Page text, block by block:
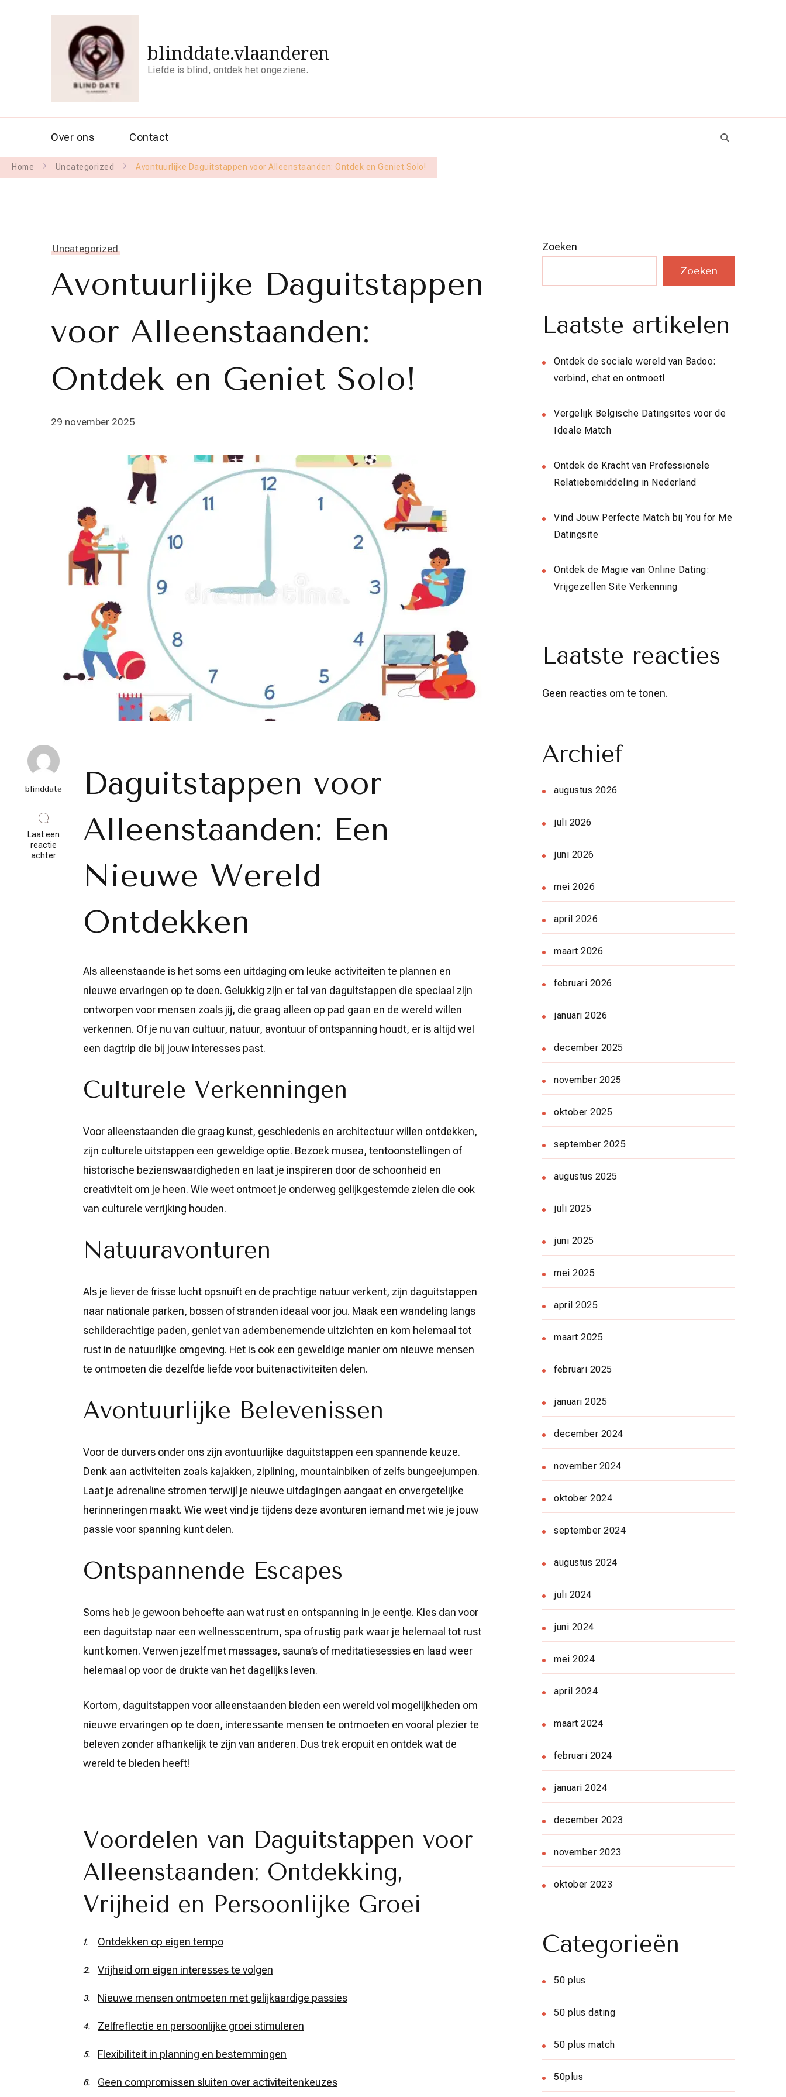
blinddate.vlaanderen
Liefde is blind, ontdek het ongeziene.
Over ons Contact
Home Uncategorized Avontuurlijke Daguitstappen voor Alleenstaanden: Ontdek en Geniet Solo!
Uncategorized
Avontuurlijke Daguitstappen
voor Alleenstaanden:
Ontdek en Geniet Solo!
29 november 2025
blinddate
Laat een
reactie
achterop
Avontuurlijke
Daguitstappen
Daguitstappen voor
Alleenstaanden: Een
Nieuwe Wereld
Ontdekken
Als alleenstaande is het soms een uitdaging om leuke activiteiten te plannen en
nieuwe ervaringen op te doen. Gelukkig zijn er tal van daguitstappen die speciaal zijn
ontworpen voor mensen zoals jij, die graag alleen op pad gaan en de wereld willen
verkennen. Of je nu van cultuur, natuur, avontuur of ontspanning houdt, er is altijd wel
een dagtrip die bij jouw interesses past.
Culturele Verkenningen
Voor alleenstaanden die graag kunst, geschiedenis en architectuur willen ontdekken,
zijn culturele uitstappen een geweldige optie. Bezoek musea, tentoonstellingen of
historische bezienswaardigheden en laat je inspireren door de schoonheid en
creativiteit om je heen. Wie weet ontmoet je onderweg gelijkgestemde zielen die ook
van culturele verrijking houden.
Natuuravonturen
Als je liever de frisse lucht opsnuift en de prachtige natuur verkent, zijn daguitstappen
naar nationale parken, bossen of stranden ideaal voor jou. Maak een wandeling langs
schilderachtige paden, geniet van adembenemende uitzichten en kom helemaal tot
rust in de natuurlijke omgeving. Het is ook een geweldige manier om nieuwe mensen
te ontmoeten die dezelfde liefde voor buitenactiviteiten delen.
Avontuurlijke Belevenissen
Voor de durvers onder ons zijn avontuurlijke daguitstappen een spannende keuze.
Denk aan activiteiten zoals kajakken, ziplining, mountainbiken of zelfs bungeejumpen.
Laat je adrenaline stromen terwijl je nieuwe uitdagingen aangaat en onvergetelijke
herinneringen maakt. Wie weet vind je tijdens deze avonturen iemand met wie je jouw
passie voor spanning kunt delen.
Ontspannende Escapes
Soms heb je gewoon behoefte aan wat rust en ontspanning in je eentje. Kies dan voor
een daguitstap naar een wellnesscentrum, spa of rustig park waar je helemaal tot rust
kunt komen. Verwen jezelf met massages, sauna’s of meditatiesessies en laad weer
helemaal op voor de drukte van het dagelijks leven.
Kortom, daguitstappen voor alleenstaanden bieden een wereld vol mogelijkheden om
nieuwe ervaringen op te doen, interessante mensen te ontmoeten en vooral plezier te
beleven zonder afhankelijk te zijn van anderen. Dus trek eropuit en ontdek wat de
wereld te bieden heeft!
Voordelen van Daguitstappen voor
Alleenstaanden: Ontdekking,
Vrijheid en Persoonlijke Groei
Ontdekken op eigen tempo
Vrijheid om eigen interesses te volgen
Nieuwe mensen ontmoeten met gelijkaardige passies
Zelfreflectie en persoonlijke groei stimuleren
Flexibiliteit in planning en bestemmingen
Geen compromissen sluiten over activiteitenkeuzes
Zoeken
Zoeken
Laatste artikelen
Ontdek de sociale wereld van Badoo:
verbind, chat en ontmoet!
Vergelijk Belgische Datingsites voor de
Ideale Match
Ontdek de Kracht van Professionele
Relatiebemiddeling in Nederland
Vind Jouw Perfecte Match bij You for Me
Datingsite
Ontdek de Magie van Online Dating:
Vrijgezellen Site Verkenning
Laatste reacties
Geen reacties om te tonen.
Archief
augustus 2026
juli 2026
juni 2026
mei 2026
april 2026
maart 2026
februari 2026
januari 2026
december 2025
november 2025
oktober 2025
september 2025
augustus 2025
juli 2025
juni 2025
mei 2025
april 2025
maart 2025
februari 2025
januari 2025
december 2024
november 2024
oktober 2024
september 2024
augustus 2024
juli 2024
juni 2024
mei 2024
april 2024
maart 2024
februari 2024
januari 2024
december 2023
november 2023
oktober 2023
Categorieën
50 plus
50 plus dating
50 plus match
50plus